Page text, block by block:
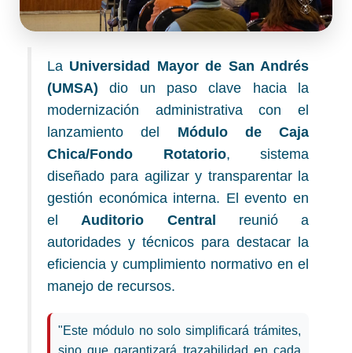
La Universidad Mayor de San Andrés
(UMSA) dio un paso clave hacia la
modernización administrativa con el
lanzamiento del Módulo de Caja
Chica/Fondo Rotatorio, sistema
diseñado para agilizar y transparentar la
gestión económica interna. El evento en
elAuditorio Central
reunió a
autoridades y técnicos para destacar la
eficiencia y cumplimiento normativo en el
manejo de recursos.
"Este módulo no solo simplificará trámites,